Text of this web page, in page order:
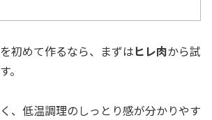
初めて作るなら、まずはヒレ肉から試
。
、低温調理のしっとり感が分かりやす